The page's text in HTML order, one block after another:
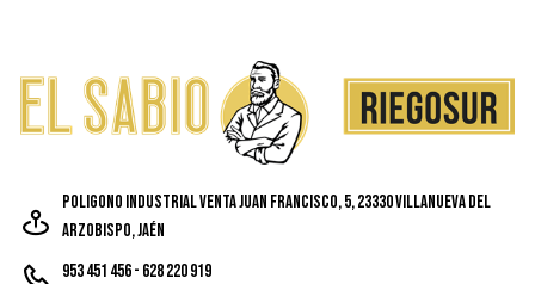
Poligono Industrial Venta Juan Francisco, 5, 23330 Villanueva del
Arzobispo, Jaén
953 451 456 - 628 220 919